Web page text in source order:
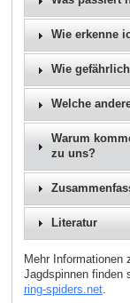
Wie erkenne
Wie
Welche
Warum
zu uns?
Literatur
Mehr Informationen
Jagdspinnen finden
ring-spiders.net.